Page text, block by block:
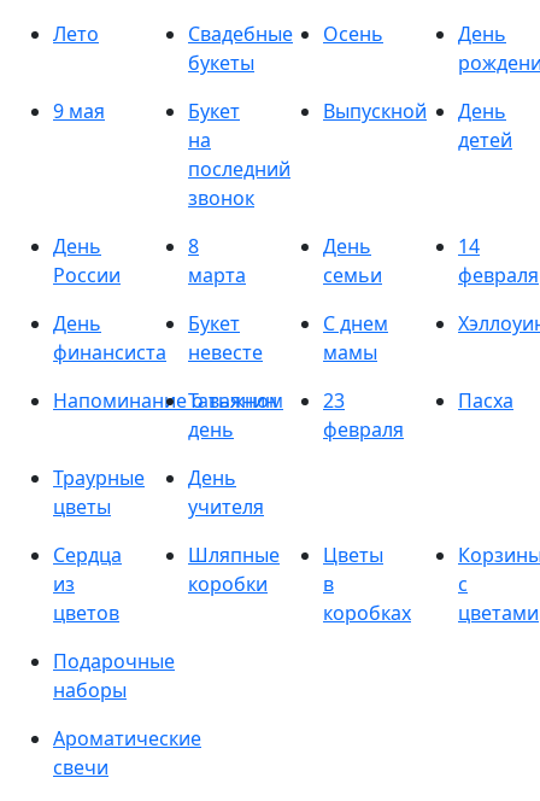
Лето
Свадебные
букеты
Осень
День
9 мая
Букет
на
последний
звонок
Выпускной
День
детей
День
России
8
марта
День
семьи
14
февраля
День
финансиста
Букет
невесте
С днем
мамы
Напоминание о важном
Татьянин
день
23
февраля
Пасха
Траурные
цветы
День
учителя
Сердца
из
цветов
Шляпные
коробки
Цветы
в
коробках
с
цветами
Подарочные
наборы
Ароматические
свечи